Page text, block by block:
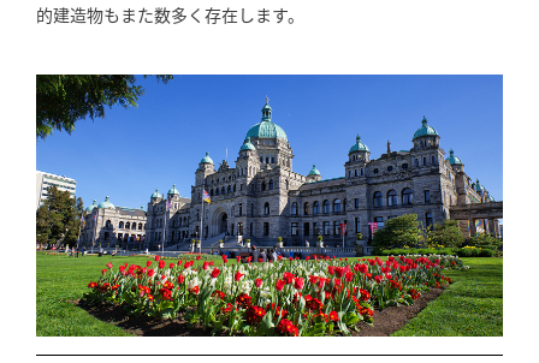
的建造物もまた数多く存在します。